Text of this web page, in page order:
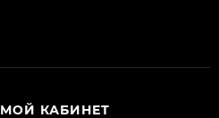
МОЙ КАБИНЕТ